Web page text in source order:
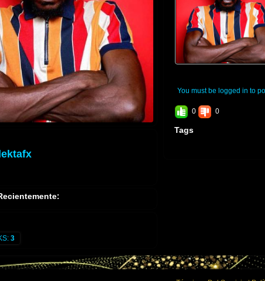
3
You must be logged in to
0 0
Tags